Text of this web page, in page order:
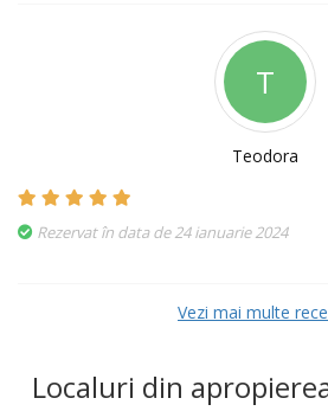
T
Teodora
Rezervat în data de 24 ianuarie 2024
Vezi mai multe
Localuri din